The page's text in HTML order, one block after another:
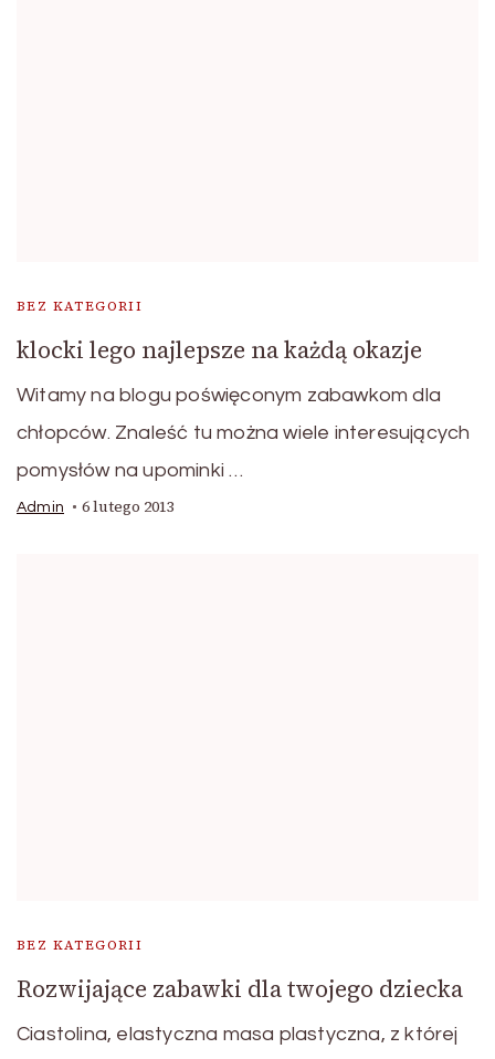
BEZ KATEGORII
klocki lego najlepsze na każdą okazje
Witamy na blogu poświęconym zabawkom dla
chłopców. Znaleść tu można wiele interesujących
pomysłów na upominki …
Admin 6 lutego 2013
BEZ KATEGORII
Rozwijające zabawki dla twojego dziecka
Ciastolina, elastyczna masa plastyczna, z której